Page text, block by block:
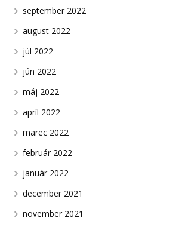
september 2022
august 2022
júl 2022
jún 2022
máj 2022
apríl 2022
marec 2022
február 2022
január 2022
december 2021
november 2021